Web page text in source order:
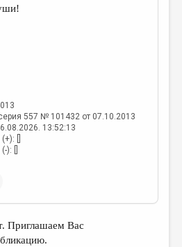
557 № 101432 от 07.10.2013
13:52:13
[]
): []
Приглашаем Вас